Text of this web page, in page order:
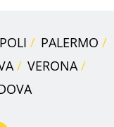
PALERMO
VERONA